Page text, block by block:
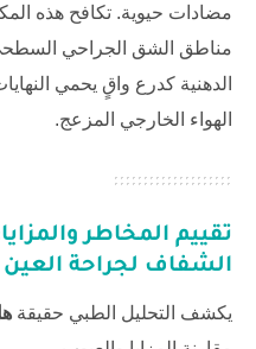
مضادات حيوية. تكافح هذه
مناطق الشق الجراحي
الدهنية كدرع واقٍ يحمي
الهواء الخارجي المزعج.
تقييم المخاطر
الشفاف لجراحة العين
يكشف التحليل الطبي حقيقة